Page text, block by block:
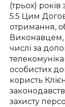
(трьох) років
5.5 Цим
отримання,
Виконавцем,
числі за
особистих
користь
захисту